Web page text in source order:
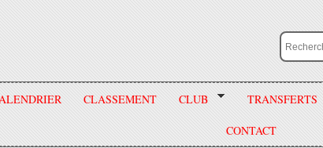
CLASSEMENT CLUB TRANSFERTS
CONTACT